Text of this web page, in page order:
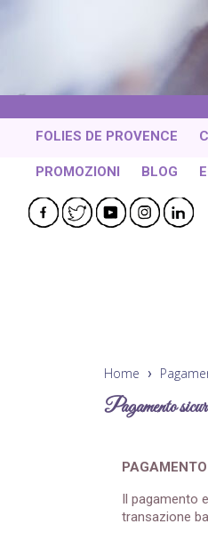
FOLIES DE PROVENCE
PROMOZIONI BLOG
Facebook
TwitterYouTube
Home
Pagamento
Il pagamento
transazione